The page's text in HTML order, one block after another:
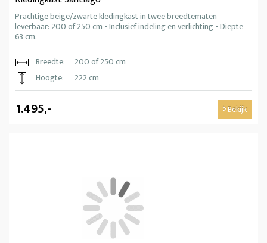
Prachtige beige/zwarte kledingkast in twee breedtematen
leverbaar: 200 of 250 cm - Inclusief indeling en verlichting - Diepte
63 cm.
Breedte:
200 of 250 cm
Hoogte:
222 cm
1.495,- Bekijk